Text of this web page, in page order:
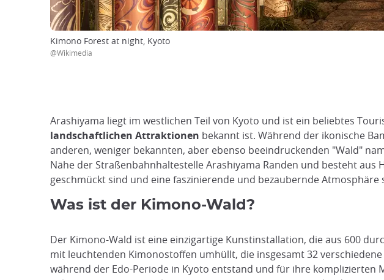
Kimono Forest at night, Kyoto
@Wikimedia
Arashiyama liegt im westlichen Teil von Kyoto und ist ein beliebtes
landschaftlichen Attraktionen bekannt ist. Während der ikonische
anderen, weniger bekannten, aber ebenso beeindruckenden "Wald"
Nähe der Straßenbahnhaltestelle Arashiyama Randen und besteht
geschmückt sind und eine faszinierende und bezaubernde Atmosphäre
Was ist der Kimono-Wald?
Der Kimono-Wald ist eine einzigartige Kunstinstallation, die aus 600
mit leuchtenden Kimonostoffen umhüllt, die insgesamt 32
während der Edo-Periode in Kyoto entstand und für ihre